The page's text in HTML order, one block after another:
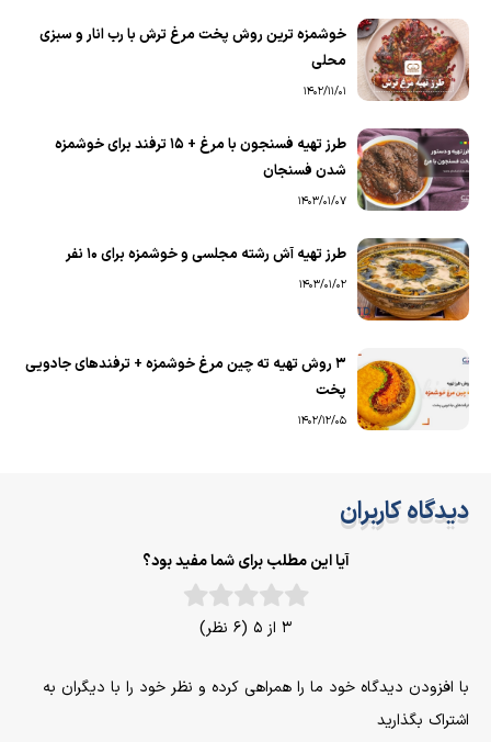
خوشمزه ترین روش پخت مرغ ترش با رب انار و سبزی
محلی
1402/11/01
طرز تهیه فسنجون با مرغ + 15 ترفند برای خوشمزه
شدن فسنجان
1403/01/07
طرز تهیه آش رشته مجلسی و خوشمزه برای ۱۰ نفر
1403/01/02
۳ روش تهیه ته چین مرغ خوشمزه + ترفندهای جادویی
پخت
1402/12/05
دیدگاه کاربران
آیا این مطلب برای شما مفید بود؟
3 از 5 (6 نظر)
با افزودن دیدگاه خود ما را همراهی کرده و نظر خود را با دیگران به
اشتراک بگذارید